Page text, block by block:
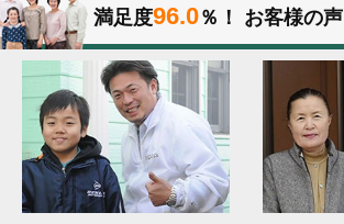
満足度96.0％！ お客様の声